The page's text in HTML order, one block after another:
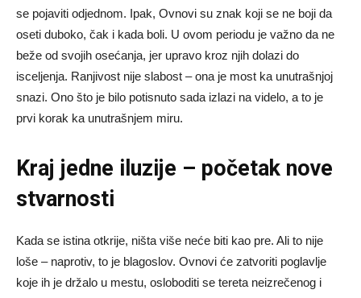
se pojaviti odjednom. Ipak, Ovnovi su znak koji se ne boji da
oseti duboko, čak i kada boli. U ovom periodu je važno da ne
beže od svojih osećanja, jer upravo kroz njih dolazi do
isceljenja. Ranjivost nije slabost – ona je most ka unutrašnjoj
snazi. Ono što je bilo potisnuto sada izlazi na videlo, a to je
prvi korak ka unutrašnjem miru.
Kraj jedne iluzije – početak nove
stvarnosti
Kada se istina otkrije, ništa više neće biti kao pre. Ali to nije
loše – naprotiv, to je blagoslov. Ovnovi će zatvoriti poglavlje
koje ih je držalo u mestu, osloboditi se tereta neizrečenog i